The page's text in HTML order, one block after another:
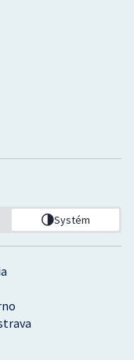
Systém